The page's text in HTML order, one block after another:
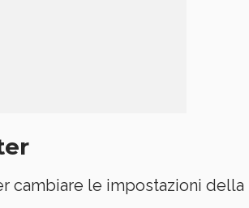
cambiare le impostazioni della